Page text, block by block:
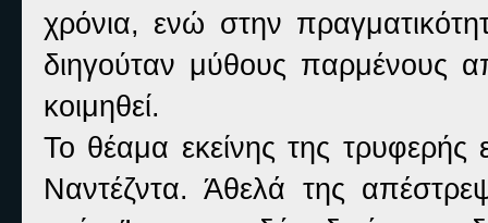
χρόνια, ενώ στην
διηγούταν μύθους παρμένους
κοιμηθεί.
Το θέαμα εκείνης της
Ναντέζντα. Άθελά της